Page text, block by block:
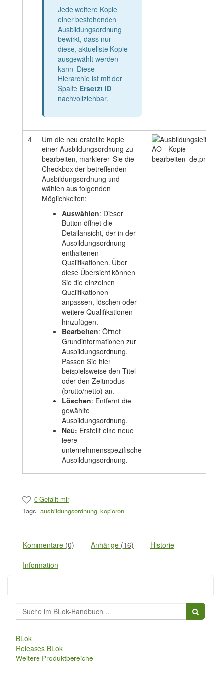
Jede weitere Kopie
einer bestehenden
Ausbildungsordnung
bewirkt, dass nur
diese, aktuellste Kopie
ausgewählt werden
kann. Diese
Hierarchie ist mit der
Spalte Ersetzt ID
nachvollziehbar.
4
Um die neu erstellte Kopie
einer Ausbildungsordnung zu
bearbeiten, markieren Sie die
Checkbox der betreffenden
Ausbildungsordnung und
wählen aus folgenden
Möglichkeiten:
Auswählen: Dieser
Button öffnet die
Detailansicht, der in der
Ausbildungsordnung
enthaltenen
Qualifikationen. Über
diese Übersicht können
Sie die einzelnen
Qualifikationen
anpassen, löschen oder
weitere Qualifikationen
hinzufügen.
Bearbeiten: Öffnet
Grundinformationen zur
Ausbildungsordnung.
Passen Sie hier
beispielsweise den Titel
oder den Zeitmodus
(brutto/netto) an.
Löschen: Entfernt die
gewählte
Ausbildungsordnung.
Neu: Erstellt eine neue
leere
unternehmensspezifische
Ausbildungsordnung.
0 Gefällt mir
Tags: ausbildungsordnung kopieren
Kommentare (0) Anhänge (16) Historie
Information
BLok
Releases BLok
Weitere Produktbereiche